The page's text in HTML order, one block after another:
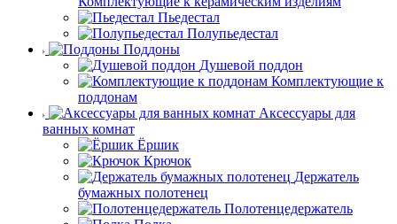
Пьедестал
Полупьедестал
Поддоны
Душевой поддон
Комплектующие к
поддонам
Аксессуары для
ванных комнат
Ёршик
Крючок
Держатель
бумажных полотенец
Полотенцедержатель